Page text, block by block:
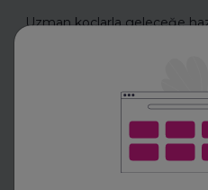
Uzman koçlarla geleceğe
Daha fazla oku
Mülakatlara Hazırlan